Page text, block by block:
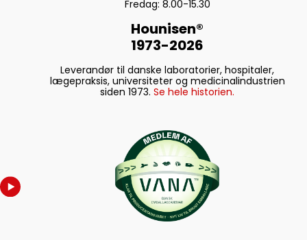
Fredag: 8.00-15.30
Hounisen®
1973-2026
Leverandør til danske laboratorier, hospitaler,
lægepraksis, universiteter og medicinalindustrien
siden 1973. Se hele historien.